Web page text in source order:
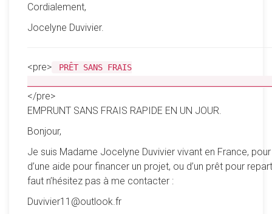
Cordialement,
Jocelyne Duvivier.
<pre>
PRÊT SANS FRAIS
</pre>
EMPRUNT SANS FRAIS RAPIDE EN UN JOUR.
Bonjour,
Je suis Madame Jocelyne Duvivier vivant en France,
d’une aide pour financer un projet, ou d’un prêt pour
faut n’hésitez pas à me contacter :
Duvivier11@outlook.fr